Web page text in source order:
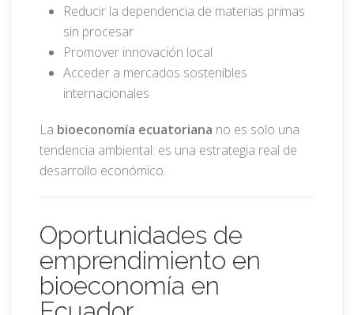
Reducir la dependencia de materias primas
sin procesar
Promover innovación local
Acceder a mercados sostenibles
internacionales
La bioeconomía ecuatoriana no es solo una
tendencia ambiental: es una estrategia real de
desarrollo económico.
Oportunidades de
emprendimiento en
bioeconomía en